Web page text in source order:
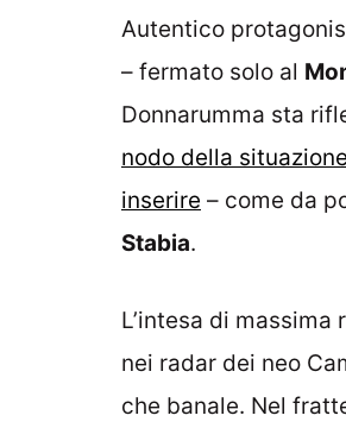
Autentico
– fermato solo al
Donnarumma sta
nodo della
inserire – come da
Stabia.
L’intesa di
nei radar dei neo
che banale. Nel